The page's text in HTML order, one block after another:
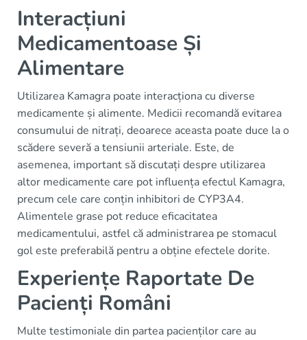
Interacțiuni
Medicamentoase Și
Alimentare
Utilizarea Kamagra poate interacționa cu diverse
medicamente și alimente. Medicii recomandă evitarea
consumului de nitrați, deoarece aceasta poate duce la o
scădere severă a tensiunii arteriale. Este, de
asemenea, important să discutați despre utilizarea
altor medicamente care pot influența efectul Kamagra,
precum cele care conțin inhibitori de CYP3A4.
Alimentele grase pot reduce eficacitatea
medicamentului, astfel că administrarea pe stomacul
gol este preferabilă pentru a obține efectele dorite.
Experiențe Raportate De
Pacienți Români
Multe testimoniale din partea pacienților care au